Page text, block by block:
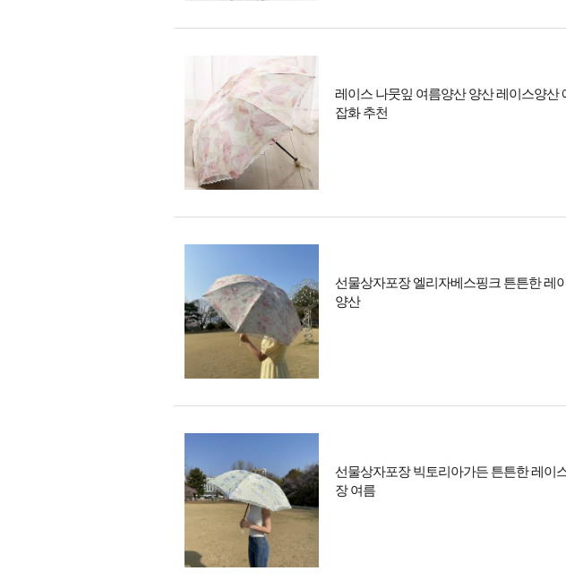
레이스 나뭇잎 여름양산 양산 레이스양산
잡화 추천
선물상자포장 엘리자베스핑크 튼튼한 레
양산
선물상자포장 빅토리아가든 튼튼한 레이
장 여름